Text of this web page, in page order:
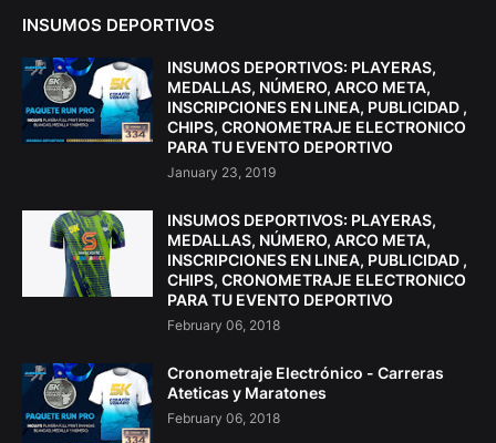
INSUMOS DEPORTIVOS
INSUMOS DEPORTIVOS: PLAYERAS,
MEDALLAS, NÚMERO, ARCO META,
INSCRIPCIONES EN LINEA, PUBLICIDAD ,
CHIPS, CRONOMETRAJE ELECTRONICO
PARA TU EVENTO DEPORTIVO
January 23, 2019
INSUMOS DEPORTIVOS: PLAYERAS,
MEDALLAS, NÚMERO, ARCO META,
INSCRIPCIONES EN LINEA, PUBLICIDAD ,
CHIPS, CRONOMETRAJE ELECTRONICO
PARA TU EVENTO DEPORTIVO
February 06, 2018
Cronometraje Electrónico - Carreras
Ateticas y Maratones
February 06, 2018